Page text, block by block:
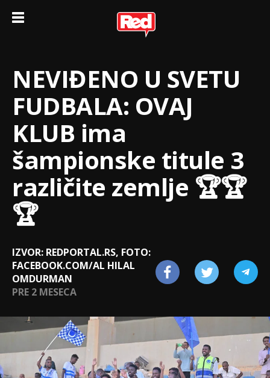
NEVIĐENO U SVETU
FUDBALA: OVAJ
KLUB ima
šampionske titule 3
različite zemlje 🏆🏆
🏆
IZVOR: REDPORTAL.RS, FOTO:
FACEBOOK.COM/AL HILAL
OMDURMAN
PRE 2 MESECA